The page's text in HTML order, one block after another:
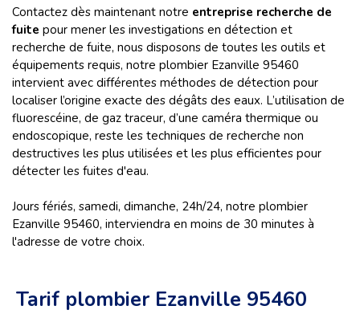
Contactez dès maintenant notre entreprise recherche de
fuite pour mener les investigations en détection et
recherche de fuite, nous disposons de toutes les outils et
équipements requis, notre plombier Ezanville 95460
intervient avec différentes méthodes de détection pour
localiser l’origine exacte des dégâts des eaux. L’utilisation de
fluorescéine, de gaz traceur, d’une caméra thermique ou
endoscopique, reste les techniques de recherche non
destructives les plus utilisées et les plus efficientes pour
détecter les fuites d'eau.
Jours fériés, samedi, dimanche, 24h/24, notre plombier
Ezanville 95460, interviendra en moins de 30 minutes à
l'adresse de votre choix.
Tarif plombier Ezanville 95460